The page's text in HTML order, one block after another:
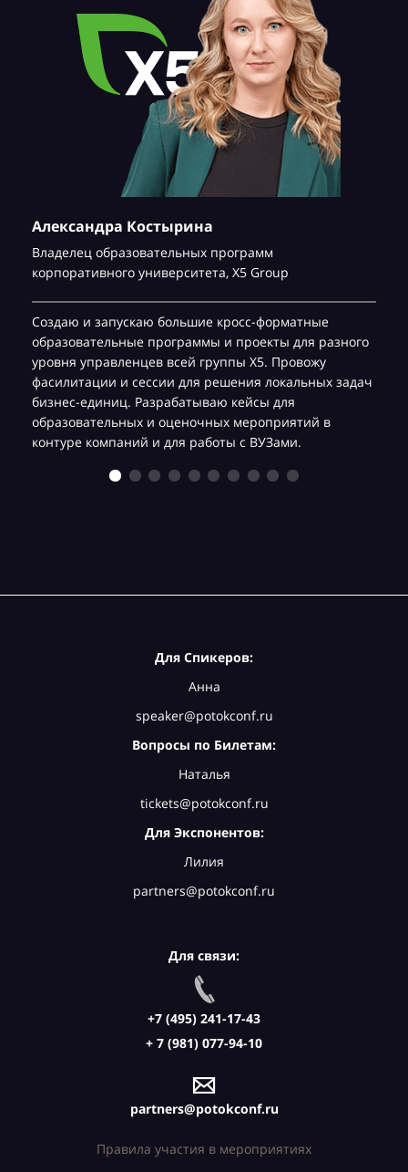
Александра Костырина
Владелец образовательных программ
корпоративного университета, Х5 Group
Создаю и запускаю большие кросс-форматные
образовательные программы и проекты для разного
уровня управленцев всей группы Х5. Провожу
фасилитации и сессии для решения локальных задач
бизнес-единиц. Разрабатываю кейсы для
образовательных и оценочных мероприятий в
контуре компаний и для работы с ВУЗами.
Для Спикеров:
Анна
speaker@potokconf.ru
Вопросы по Билетам:
Наталья
tickets@potokconf.ru
Для Экспонентов:
Лилия
partners@potokconf.ru
Для связи:
+7 (495) 241-17-43
+ 7 (981) 077-94-10
partners@potokconf.ru
Правила участия в мероприятиях